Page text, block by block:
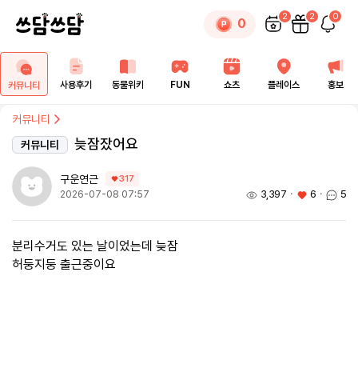
0 2 2 0
커뮤니티 사용후기 동물위키 FUN 쇼츠 플레이스 홍보
커뮤니티
커뮤니티
늦잠잤어요
구운연근 317
2026-07-08 07:57 3,397 ㆍ 6 ㆍ 5
분리수거도 있는 날이었는데 늦잠
허둥지둥 출근중이요